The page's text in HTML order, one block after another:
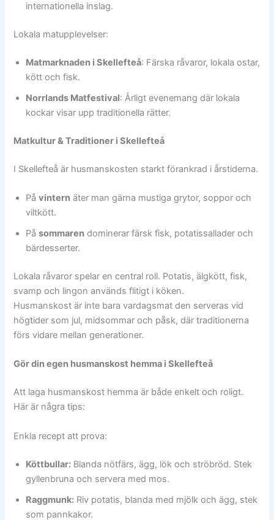
internationella inslag.
Lokala matupplevelser:
Matmarknaden i Skellefteå: Färska råvaror, lokala ostar,
kött och fisk.
Norrlands Matfestival: Årligt evenemang där lokala
kockar visar upp traditionella rätter.
Matkultur & Traditioner i Skellefteå
I Skellefteå är husmanskosten starkt förankrad i årstiderna.
Påvintern äter man gärna mustiga grytor, soppor och
viltkött.
Påsommaren dominerar färsk fisk, potatissallader och
bärdesserter.
Lokala råvaror spelar en central roll. Potatis, älgkött, fisk,
svamp och lingon används flitigt i köken.
Husmanskost är inte bara vardagsmat den serveras vid
högtider som jul, midsommar och påsk, där traditionerna
förs vidare mellan generationer.
Gör din egen husmanskost hemma i Skellefteå
Att laga husmanskost hemma är både enkelt och roligt.
Här är några tips:
Enkla recept att prova:
Köttbullar: Blanda nötfärs, ägg, lök och ströbröd. Stek
gyllenbruna och servera med mos.
Raggmunk: Riv potatis, blanda med mjölk och ägg, stek
som pannkakor.